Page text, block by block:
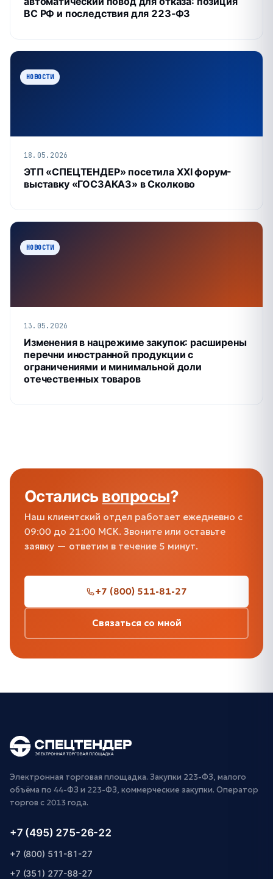
ВС РФ и последствия для 223‑ФЗ
НОВОСТИ
18.05.2026
ЭТП «СПЕЦТЕНДЕР» посетила XXI форум-
выставку «ГОСЗАКАЗ» в Сколково
НОВОСТИ
13.05.2026
Изменения в нацрежиме закупок: расширены
перечни иностранной продукции с
ограничениями и минимальной доли
отечественных товаров
Осталисьвопросы?
Наш клиентский отдел работает ежедневно с
09:00 до 21:00 МСК. Звоните или оставьте
заявку — ответим в течение 5 минут.
+7 (800) 511-81-27
Связаться со мной
Электронная торговая площадка. Закупки 223-ФЗ, малого
объёма по 44-ФЗ и 223-ФЗ, коммерческие закупки. Оператор
торгов с 2013 года.
+7 (495) 275-26-22
+7 (800) 511-81-27
+7 (351) 277-88-27